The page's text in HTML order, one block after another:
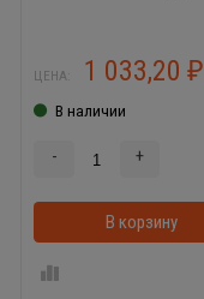
ЦЕНА: 1 033,20 ₽
В наличии
- +
В корзину